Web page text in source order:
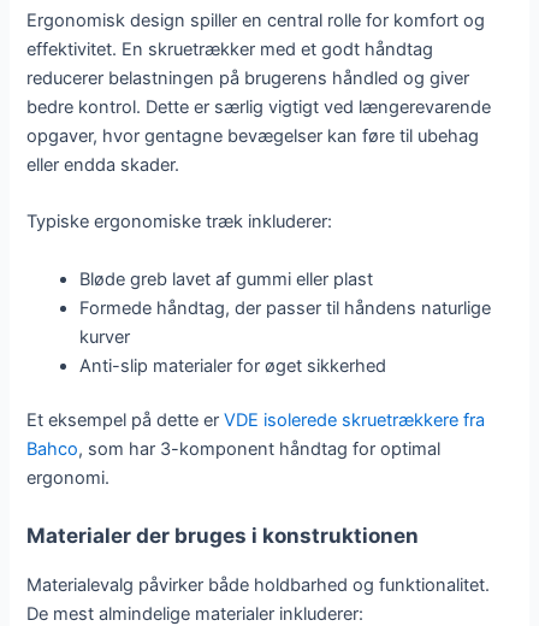
Ergonomisk design spiller en central rolle for komfort og
effektivitet. En skruetrækker med et godt håndtag
reducerer belastningen på brugerens håndled og giver
bedre kontrol. Dette er særlig vigtigt ved længerevarende
opgaver, hvor gentagne bevægelser kan føre til ubehag
eller endda skader.
Typiske ergonomiske træk inkluderer:
Bløde greb lavet af gummi eller plast
Formede håndtag, der passer til håndens naturlige
kurver
Anti-slip materialer for øget sikkerhed
Et eksempel på dette erVDE isolerede skruetrækkere fra
Bahco, som har 3-komponent håndtag for optimal
ergonomi.
Materialer der bruges i konstruktionen
Materialevalg påvirker både holdbarhed og funktionalitet.
De mest almindelige materialer inkluderer: